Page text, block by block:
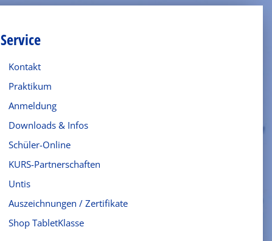
Service
Kontakt
Praktikum
Anmeldung
Downloads & Infos
Schüler-Online
KURS-Partnerschaften
Untis
Auszeichnungen / Zertifikate
Shop TabletKlasse